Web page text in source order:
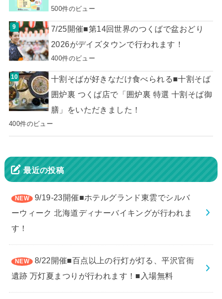
500件のビュー
7/25開催■第14回世界のつくばで盆おどり
2026がデイズタウンで行われます！
400件のビュー
十割そばが好きなだけ食べられる■十割そば
囲炉裏 つくば店で「囲炉裏 特選 十割そば御
膳」をいただきました！
400件のビュー
最近の投稿
9/19-23開催■ホテルグランド東雲でシルバ
ーウィーク 北海道ディナーバイキングが行われま
す！
8/22開催■百点以上の行灯が灯る、平沢官衙
遺跡 万灯夏まつりが行われます！■入場無料